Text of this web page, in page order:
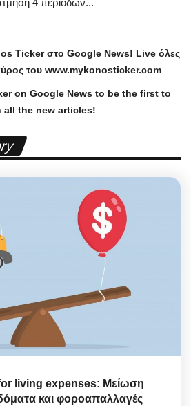
Tickerστο Google News! Liveόλες
του www.mykonosticker.com
on Google News to be the first to
all the new articles!
living expenses: Μείωση
και φοροαπαλλαγές